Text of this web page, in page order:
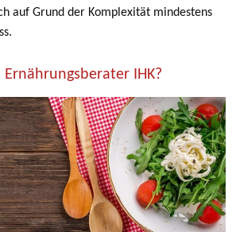
auf Grund der Komplexität mindestens
IHK?